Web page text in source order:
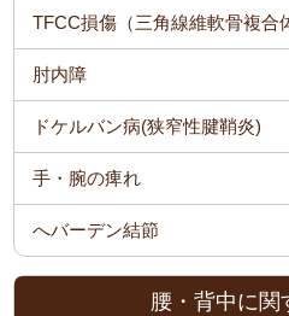
TFCC損傷（三角線維軟骨複合
肘内障
ドケルバン病(狭窄性腱鞘炎)
手・腕の痺れ
へバーデン結節
腰・背中に関